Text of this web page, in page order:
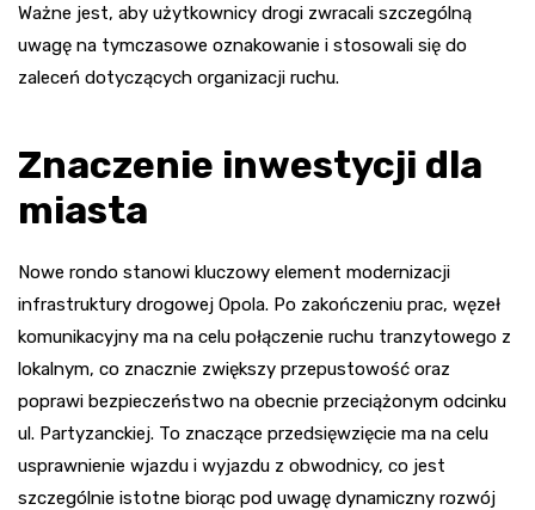
Ważne jest, aby użytkownicy drogi zwracali szczególną
uwagę na tymczasowe oznakowanie i stosowali się do
zaleceń dotyczących organizacji ruchu.
Znaczenie inwestycji dla
miasta
Nowe rondo stanowi kluczowy element modernizacji
infrastruktury drogowej Opola. Po zakończeniu prac, węzeł
komunikacyjny ma na celu połączenie ruchu tranzytowego z
lokalnym, co znacznie zwiększy przepustowość oraz
poprawi bezpieczeństwo na obecnie przeciążonym odcinku
ul. Partyzanckiej. To znaczące przedsięwzięcie ma na celu
usprawnienie wjazdu i wyjazdu z obwodnicy, co jest
szczególnie istotne biorąc pod uwagę dynamiczny rozwój